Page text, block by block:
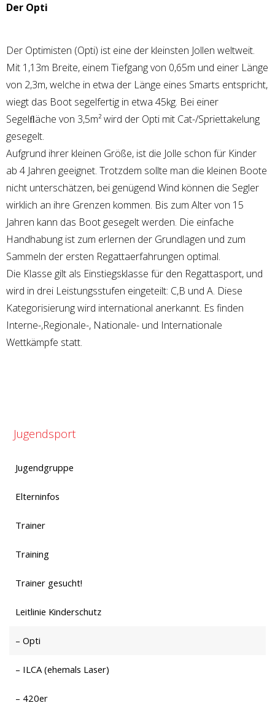
Der Opti
Der Optimisten (Opti) ist eine der kleinsten Jollen weltweit.
Mit 1,13m Breite, einem Tiefgang von 0,65m und einer Länge
von 2,3m, welche in etwa der Länge eines Smarts entspricht,
wiegt das Boot segelfertig in etwa 45kg. Bei einer
Segelﬂäche von 3,5m² wird der Opti mit Cat-/Spriettakelung
gesegelt.
Aufgrund ihrer kleinen Größe, ist die Jolle schon für Kinder
ab 4 Jahren geeignet. Trotzdem sollte man die kleinen Boote
nicht unterschätzen, bei genügend Wind können die Segler
wirklich an ihre Grenzen kommen. Bis zum Alter von 15
Jahren kann das Boot gesegelt werden. Die einfache
Handhabung ist zum erlernen der Grundlagen und zum
Sammeln der ersten Regattaerfahrungen optimal.
Die Klasse gilt als Einstiegsklasse für den Regattasport, und
wird in drei Leistungsstufen eingeteilt: C,B und A. Diese
Kategorisierung wird international anerkannt. Es finden
Interne-,Regionale-, Nationale- und Internationale
Wettkämpfe statt.
Jugendsport
Jugendgruppe
Elterninfos
Trainer
Training
Trainer gesucht!
Leitlinie Kinderschutz
– Opti
– ILCA (ehemals Laser)
– 420er